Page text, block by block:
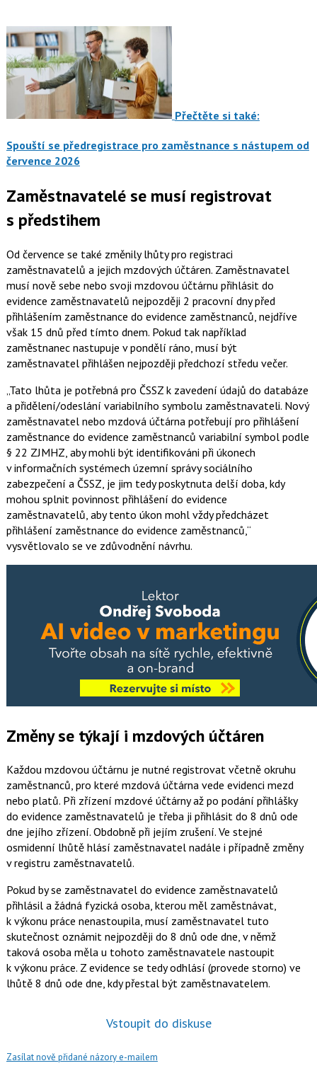
Přečtěte si také:
Spouští se předregistrace pro zaměstnance s nástupem od
července 2026
Zaměstnavatelé se musí registrovat
s předstihem
Od července se také změnily lhůty pro registraci
zaměstnavatelů a jejich mzdových účtáren. Zaměstnavatel
musí nově sebe nebo svoji mzdovou účtárnu přihlásit do
evidence zaměstnavatelů nejpozději 2 pracovní dny před
přihlášením zaměstnance do evidence zaměstnanců, nejdříve
však 15 dnů před tímto dnem. Pokud tak například
zaměstnanec nastupuje v pondělí ráno, musí být
zaměstnavatel přihlášen nejpozději předchozí středu večer.
Tato lhůta je potřebná pro ČSSZ k zavedení údajů do databáze
a přidělení/odeslání variabilního symbolu zaměstnavateli. Nový
zaměstnavatel nebo mzdová účtárna potřebují pro přihlášení
zaměstnance do evidence zaměstnanců variabilní symbol podle
§ 22 ZJMHZ, aby mohli být identifikováni při úkonech
v informačních systémech územní správy sociálního
zabezpečení a ČSSZ, je jim tedy poskytnuta delší doba, kdy
mohou splnit povinnost přihlášení do evidence
zaměstnavatelů, aby tento úkon mohl vždy předcházet
přihlášení zaměstnance do evidence zaměstnanců,
vysvětlovalo se ve zdůvodnění návrhu.
Změny se týkají i mzdových účtáren
Každou mzdovou účtárnu je nutné registrovat včetně okruhu
zaměstnanců, pro které mzdová účtárna vede evidenci mezd
nebo platů. Při zřízení mzdové účtárny až po podání přihlášky
do evidence zaměstnavatelů je třeba ji přihlásit do 8 dnů ode
dne jejího zřízení. Obdobně při jejím zrušení. Ve stejné
osmidenní lhůtě hlásí zaměstnavatel nadále i případně změny
v registru zaměstnavatelů.
Pokud by se zaměstnavatel do evidence zaměstnavatelů
přihlásil a žádná fyzická osoba, kterou měl zaměstnávat,
k výkonu práce nenastoupila, musí zaměstnavatel tuto
skutečnost oznámit nejpozději do 8 dnů ode dne, v němž
taková osoba měla u tohoto zaměstnavatele nastoupit
k výkonu práce. Z evidence se tedy odhlásí (provede storno) ve
lhůtě 8 dnů ode dne, kdy přestal být zaměstnavatelem.
Vstoupit do diskuse
Zasílat nově přidané názory e-mailem